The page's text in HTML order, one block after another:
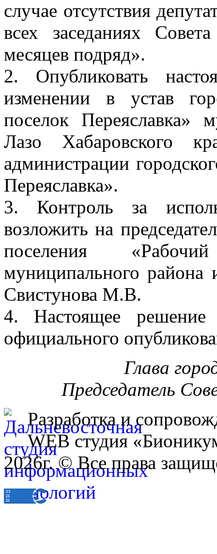
случае отсутствия
всех заседаниях
месяцев подряд».
2. Опубликовать
изменении в устав
поселок Переяславка»
Лазо Хабаровского
администрации
Переяславка».
3. Контроль за
возложить на
поселения
муниципального района
Свистунова М.В.
4. Настоящее
официального
Глава
Председатель
Разработка и
WEB студия
2026г. © Все права